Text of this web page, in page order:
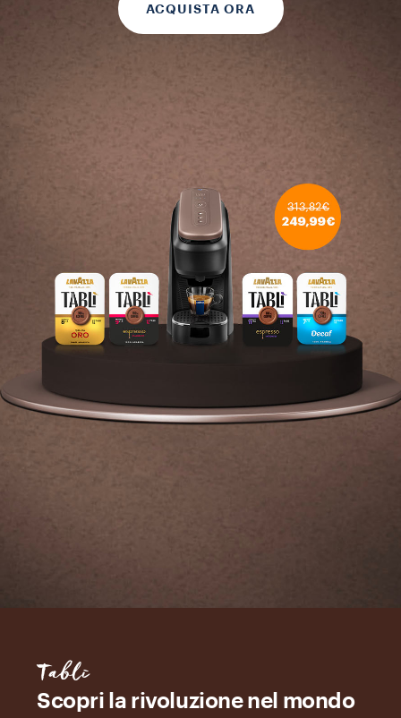
ACQUISTA ORA
Tablì
Scopri la rivoluzione nel mondo